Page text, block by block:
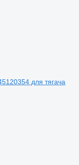
для тягача